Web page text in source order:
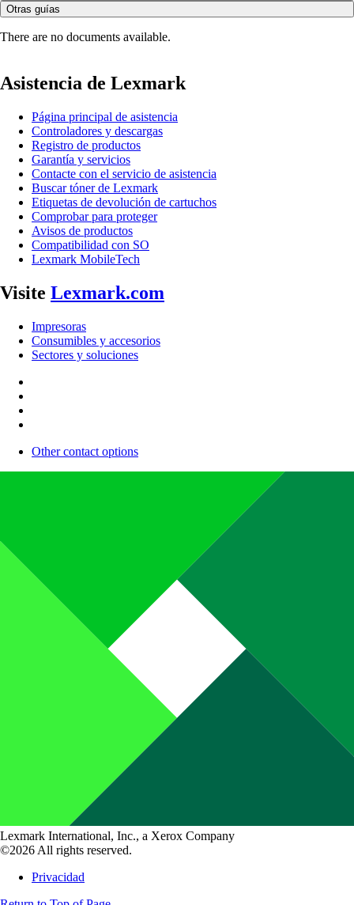
Otras guías
There are no documents available.
Asistencia de Lexmark
Página principal de asistencia
Controladores y descargas
Registro de productos
Garantía y servicios
Contacte con el servicio de asistencia
Buscar tóner de Lexmark
Etiquetas de devolución de cartuchos
Comprobar para proteger
Avisos de productos
Compatibilidad con SO
Lexmark MobileTech
Visite Lexmark.com
Impresoras
Consumibles y accesorios
Sectores y soluciones
Other contact options
Lexmark International, Inc., a Xerox Company
©2026 All rights reserved.
Privacidad